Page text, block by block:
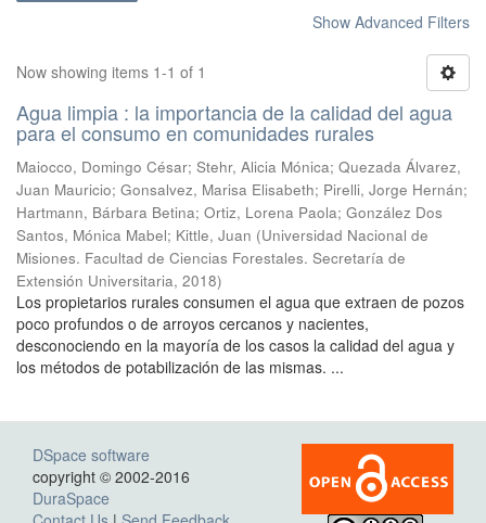
Show Advanced Filters
Now showing items 1-1 of 1
Agua limpia : la importancia de la calidad del agua
para el consumo en comunidades rurales
Maiocco, Domingo César; Stehr, Alicia Mónica; Quezada Álvarez,
Juan Mauricio; Gonsalvez, Marisa Elisabeth; Pirelli, Jorge Hernán;
Hartmann, Bárbara Betina; Ortiz, Lorena Paola; González Dos
Santos, Mónica Mabel; Kittle, Juan (Universidad Nacional de
Misiones. Facultad de Ciencias Forestales. Secretaría de
Extensión Universitaria, 2018)
Los propietarios rurales consumen el agua que extraen de pozos
poco profundos o de arroyos cercanos y nacientes,
desconociendo en la mayoría de los casos la calidad del agua y
los métodos de potabilización de las mismas. ...
DSpace software
copyright © 2002-2016
DuraSpace